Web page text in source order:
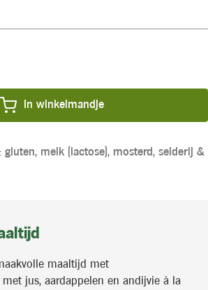
In winkelmandje
gluten, melk (lactose), mosterd, selderij &
maaltijd met
met jus, aardappelen en andijvie à la